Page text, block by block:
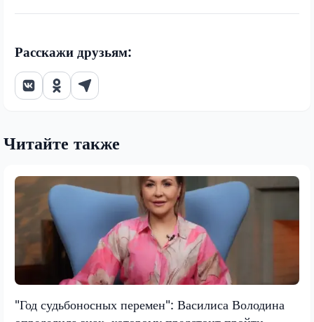
Расскажи друзьям:
Читайте также
"Год судьбоносных перемен": Василиса Володина